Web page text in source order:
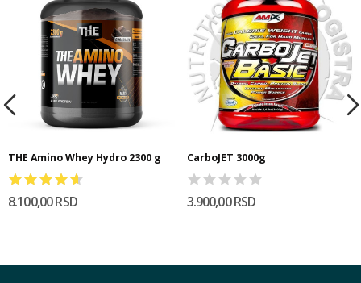
THE Amino Whey Hydro 2300 g
8.100,00 RSD
CarboJET 3000g
3.900,00 RSD